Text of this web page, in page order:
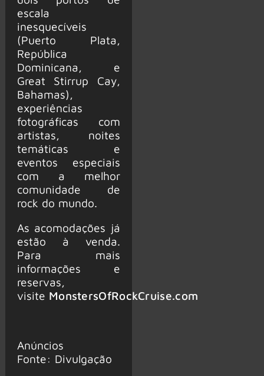
escala
inesquecíveis
(Puerto Plata,
República
Dominicana, e
Great Stirrup Cay,
Bahamas),
experiências
fotográficas com
artistas, noites
temáticas e
eventos especiais
com a melhor
comunidade de
rock do mundo.
As acomodações já
estão à venda.
Para mais
informações e
reservas,
visite MonstersOfRockCruise.com
Anúncios
Fonte: Divulgação